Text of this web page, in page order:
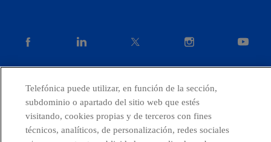
facebook instagram
Telefónica puede utilizar, en función de la sección,
subdominio o apartado del sitio web que estés
visitando, cookies propias y de terceros con fines
técnicos, analíticos, de personalización, redes sociales